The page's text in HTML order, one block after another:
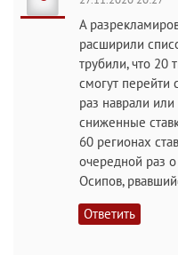
А
расширили
трубили, что 20
смогут перейти
раз наврали
сниженные
60 регионах
очередной раз
Осипов,
Ответить